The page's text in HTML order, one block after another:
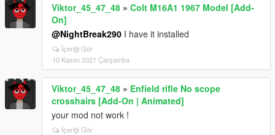
Viktor_45_47_48 » Colt M16A1 1967 Model [Add-
On]
@NightBreak290 I have it installed
İçeriği Gör
10 Kasım 2021 Çarşamba
Viktor_45_47_48 » Enfield rifle No scope
crosshairs [Add-On | Animated]
your mod not work !
İçeriği Gör